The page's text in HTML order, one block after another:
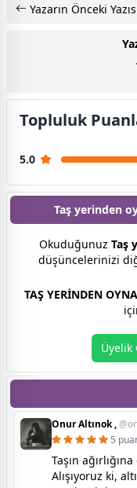
Yazarın Önceki
Topluluk
5.0
Taş yerinden
Okuduğunuz Taş
düşüncelerinizi
TAŞ YERİNDEN
Üyelik
Onur Altınok ,
5
Taşın
Alışıyoruz ki,